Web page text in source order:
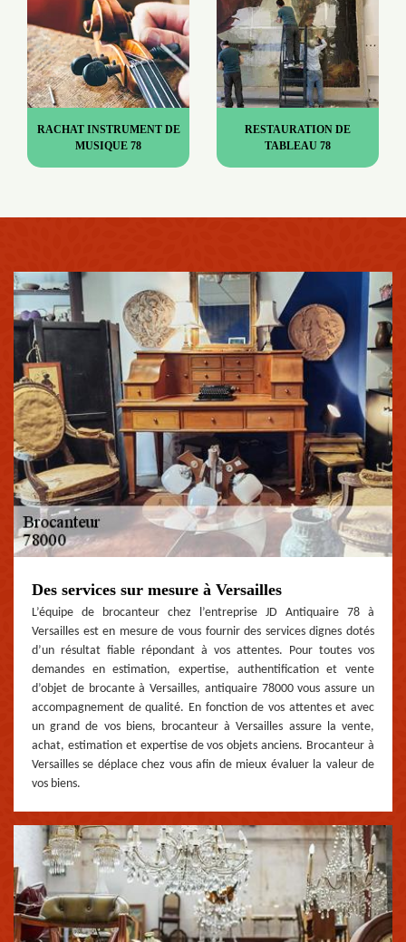
RACHAT INSTRUMENT DE
MUSIQUE 78
RESTAURATION DE
TABLEAU 78
Des services sur mesure à Versailles
L’équipe de brocanteur chez l’entreprise JD Antiquaire 78 à
Versailles est en mesure de vous fournir des services dignes dotés
d’un résultat fiable répondant à vos attentes. Pour toutes vos
demandes en estimation, expertise, authentification et vente
d’objet de brocante à Versailles, antiquaire 78000 vous assure un
accompagnement de qualité. En fonction de vos attentes et avec
un grand de vos biens, brocanteur à Versailles assure la vente,
achat, estimation et expertise de vos objets anciens. Brocanteur à
Versailles se déplace chez vous afin de mieux évaluer la valeur de
vos biens.